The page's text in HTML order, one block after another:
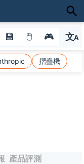
💾 🖱 🎮 文A
選
摺疊機
產品評測